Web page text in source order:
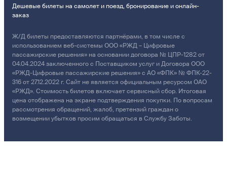
Дешевые билеты на самолет и поезд, бронирование и онлайн-
заказ
Ж/Д билеты предоставляются партнёрами, в том числе с
использованием веб-системы ООО «РЖД – Цифровые
пассажирские решения» на основании договора № ЦПР-1282 от
04.04.2024 заключенного с Поставщиком услуг и Договора ООО
«РЖД-Цифровые пассажирские решения» с АО «ФПК» № ФПК-22-
316 от 27.12.2022 г. Сайт не является официальным ресурсом ОАО
«РЖД». Стоимость билетов включает сервисный сбор. Итоговая
цена отображена на экране подтверждения покупки. По вопросам
рассмотрения обращений, жалоб, претензий граждан о
возмещении убытков просим обращаться в Службу Заботы.